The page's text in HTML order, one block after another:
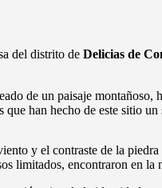
del distrito de Delicias de
de un paisaje
que han hecho de este sitio
y el contraste de la
limitados, encontraron en la